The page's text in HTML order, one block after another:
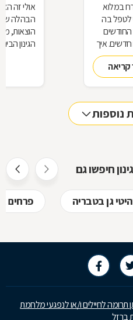
במלוא
לטפל בה
איך
הגינון
אולי זה
הבהלה
הוצאות,
הגינון
נוספות
חיפשו גם
גן בטבריה פרחים
לחיילים ו/או לנפגעי מלחמת
ברזל